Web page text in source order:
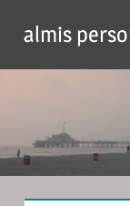
content
almis